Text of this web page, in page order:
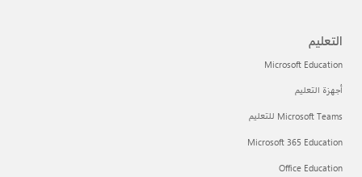
التعليم
Microsoft Education
أجهزة التعليم
Microsoft Teams للتعليم
Microsoft 365 Education
Office Education